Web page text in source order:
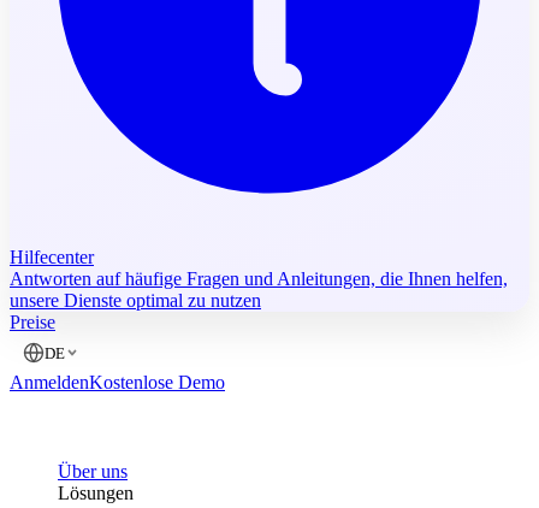
Hilfecenter
Antworten auf häufige Fragen und Anleitungen, die Ihnen helfen,
unsere Dienste optimal zu nutzen
Preise
DE
AnmeldenKostenlose Demo
Über uns
Lösungen